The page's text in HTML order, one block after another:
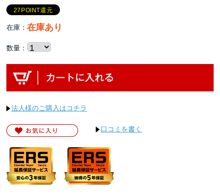
27POINT還元
在庫：在庫あり
数量：
法人様のご購入はコチラ
口コミを書く